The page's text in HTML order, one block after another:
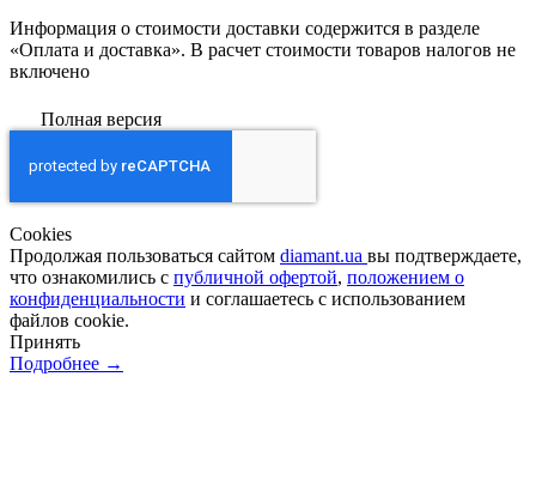
Информация о стоимости доставки содержится в разделе
«Оплата и доставка». В расчет стоимости товаров налогов не
включено
Полная версия
Сookies
Продолжая пользоваться сайтом diamant.ua вы подтверждаете,
что ознакомились с публичной офертой, положением о
конфиденциальности и соглашаетесь с использованием
файлов cookie.
Принять
Подробнее →